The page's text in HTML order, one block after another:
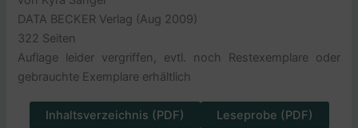
DATA BECKER Verlag (Aug 2009)
322 Seiten
Auflage leider vergriffen, evtl. noch Restexemplare oder
gebrauchte Exemplare erhältlich
Inhaltsverzeichnis (PDF) Leseprobe (PDF)